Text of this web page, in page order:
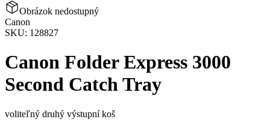
Obrázok nedostupný
Canon
SKU: 128827
Canon Folder Express 3000
Second Catch Tray
voliteľný druhý výstupní koš